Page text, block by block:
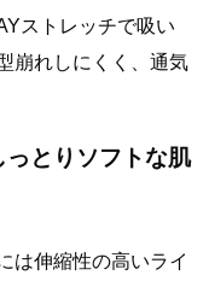
ストレッチで吸い
崩れしにくく、通気
っとりソフトな肌
は伸縮性の高いライ